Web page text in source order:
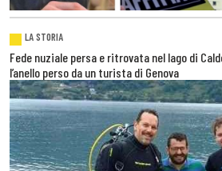
LA STORIA
Fede nuziale persa e ritrovata nel lago di
l’anello perso da un turista di Genova